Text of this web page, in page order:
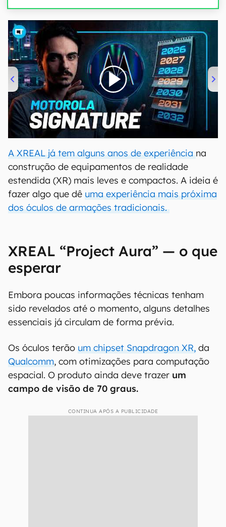
00:00/20:46
A XREAL já tem alguns anos de experiência na
construção de equipamentos de realidade
estendida (XR) mais leves e compactos. A ideia é
fazer algo que dê uma experiência mais próxima
dos óculos de armações tradicionais.
XREAL “Project Aura” — o que
esperar
Embora poucas informações técnicas tenham
sido revelados até o momento, alguns detalhes
essenciais já circulam de forma prévia.
Os óculos terão um chipset Snapdragon XR, da
Qualcomm, com otimizações para computação
espacial. O produto ainda deve trazer um
campo de visão de 70 graus.
CONTINUA APÓS A PUBLICIDADE